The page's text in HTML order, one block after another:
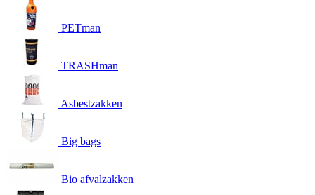
PETman
TRASHman
Asbestzakken
Big bags
Bio afvalzakken